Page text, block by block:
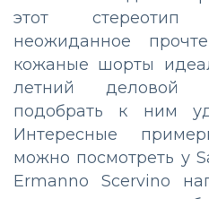
этот
неожиданное
кожаные шорты
летний деловой
подобрать к ним
Интересные
можно посмотреть у
Ermanno Scervino